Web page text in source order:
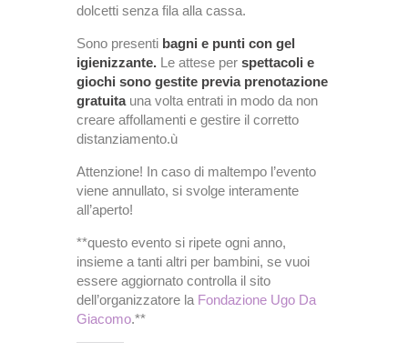
dolcetti senza fila alla cassa.
Sono presenti bagni e punti con gel
igienizzante. Le attese per spettacoli e
giochi sono gestite previa prenotazione
gratuitauna volta entrati in modo da non
creare affollamenti e gestire il corretto
distanziamento.ù
Attenzione! In caso di maltempo l’evento
viene annullato, si svolge interamente
all’aperto!
**questo evento si ripete ogni anno,
insieme a tanti altri per bambini, se vuoi
essere aggiornato controlla il sito
dell’organizzatore la Fondazione Ugo Da
Giacomo.**